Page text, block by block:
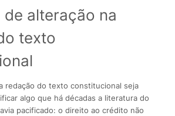
de alteração na
texto
redação do texto constitucional seja
algo que há décadas a literatura do
pacificado: o direito ao crédito não